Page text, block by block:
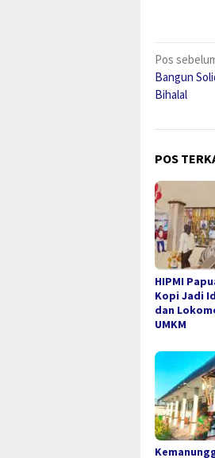
pos
Pos
Bangun
Bihalal
POS
HIPMI
Kopi Jadi
dan
UMKM